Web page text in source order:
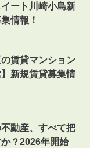
ート川崎小島新
情報！
賃貸マンション
】新規賃貸募集情
動産、すべて把
？2026年開始